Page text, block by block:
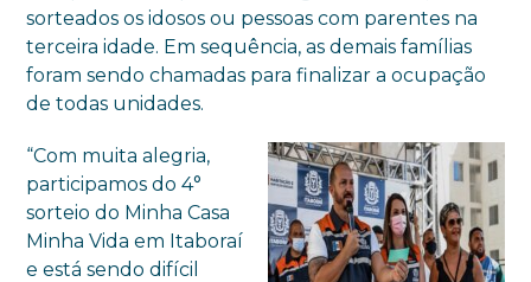
sorteados os idosos ou pessoas com parentes na
terceira idade. Em sequência, as demais famílias
foram sendo chamadas para finalizar a ocupação
de todas unidades.
“Com muita alegria,
participamos do 4°
sorteio do Minha Casa
Minha Vida em Itaboraí
e está sendo difícil